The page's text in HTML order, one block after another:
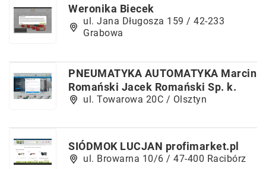
Weronika Biecek
ul. Jana Długosza 159 / 42-233
Grabowa
PNEUMATYKA AUTOMATYKA Marcin
Romański Jacek Romański Sp. k.
ul. Towarowa 20C / Olsztyn
SIÓDMOK LUCJAN profimarket.pl
ul. Browarna 10/6 / 47-400 Racibórz